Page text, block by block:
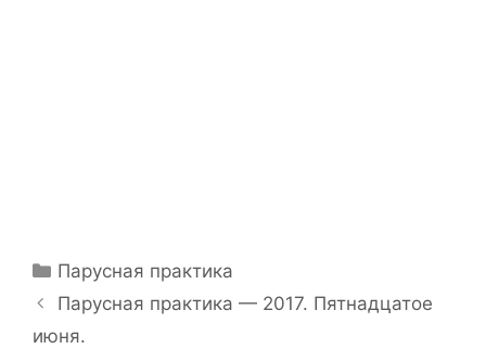
Рубрики
Парусная практика
Навигация
записи
Парусная практика — 2017. Пятнадцатое
июня.